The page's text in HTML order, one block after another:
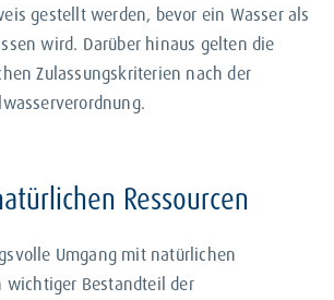
gestellt werden, bevor ein Wasser als
wird. Darüber hinaus gelten die
Zulassungskriterien nach der
Ressourcen
Umgang mit natürlichen
wichtiger Bestandteil der